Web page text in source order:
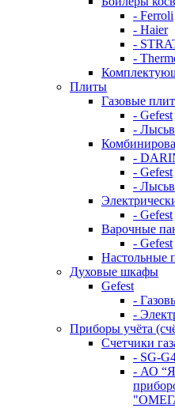
- Ferroli
- Haier
-
-
Плиты
Газовые
- Gefest
-
-
- Gefest
-
- Gefest
Варочные
- Gefest
Настольные
Духовые шкафы
Gefest
-
-
Приборы учёта
Счетчики
- SG-
- АО